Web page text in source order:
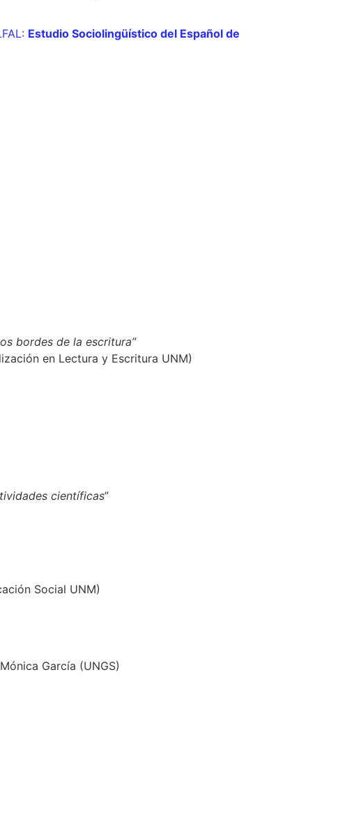
Estudio Sociolingüístico del Español de
bordes de la escritura”
en Lectura y Escritura UNM)
científicas”
Social UNM)
García (UNGS)